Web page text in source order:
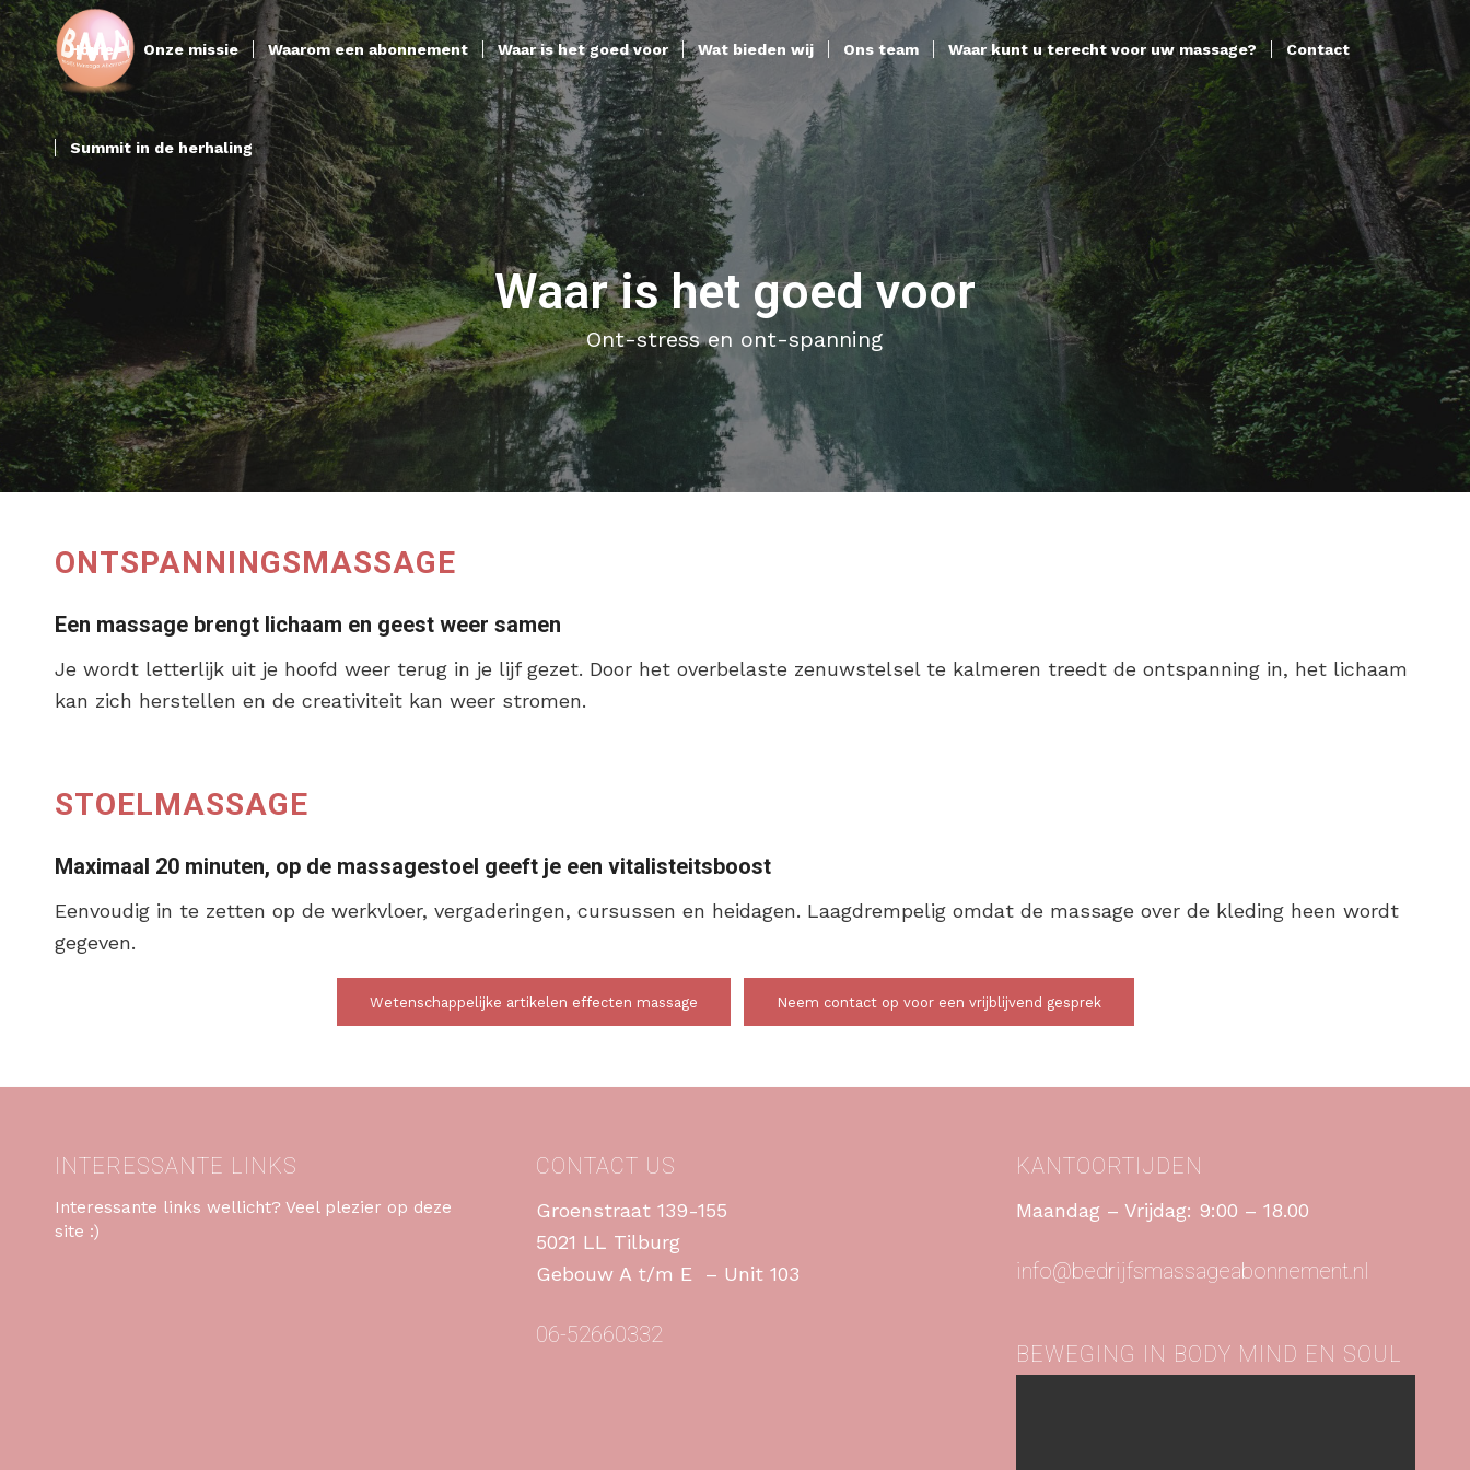
Home Onze missie Waarom een abonnement Waar is het goed voor Wat bieden wij Ons team Waar kunt u terecht voor uw massage? Contact
Summit in de herhaling
Waar is het goed voor
Ont-stress en ont-spanning
ONTSPANNINGSMASSAGE
Een massage brengt lichaam en geest weer samen
Je wordt letterlijk uit je hoofd weer terug in je lijf gezet. Door het overbelaste zenuwstelsel te kalmeren treedt de ontspanning in, het lichaam
kan zich herstellen en de creativiteit kan weer stromen.
STOELMASSAGE
Maximaal 20 minuten, op de massagestoel geeft je een vitalisteitsboost
Eenvoudig in te zetten op de werkvloer, vergaderingen, cursussen en heidagen. Laagdrempelig omdat de massage over de kleding heen wordt
gegeven.
Wetenschappelijke artikelen effecten massage Neem contact op voor een vrijblijvend gesprek
INTERESSANTE LINKS
Interessante links wellicht? Veel plezier op deze
site :)
CONTACT US
Groenstraat 139-155
5021 LL Tilburg
Gebouw A t/m E – Unit 103
06-52660332
KANTOORTIJDEN
Maandag – Vrijdag: 9:00 – 18.00
info@bedrijfsmassageabonnement.nl
BEWEGING IN BODY MIND EN SOUL